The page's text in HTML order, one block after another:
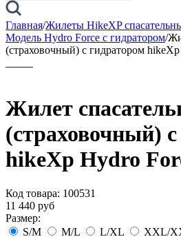
Главная/Жилеты HikeXP
Модель Hydro Force с гидратором/
(страховочный) с гидратором
Жилет
(страховочный)
hikeXp Hydro
Код товара: 100531
11 440 руб
Размер:
S/M
M/L L/XL
XXL/